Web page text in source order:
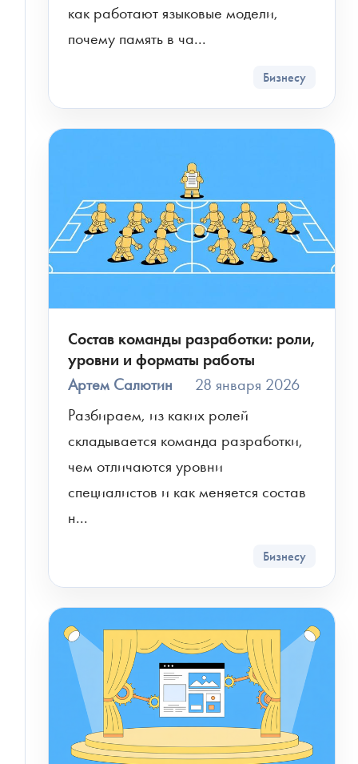
как работают языковые модели,
почему память в ча...
Бизнесу
Состав команды разработки: роли,
уровни и форматы работы
Артем Салютин
28 января 2026
Разбираем, из каких ролей
складывается команда разработки,
чем отличаются уровни
специалистов и как меняется состав
н...
Бизнесу